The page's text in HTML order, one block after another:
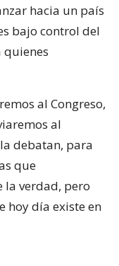
hacia un país
bajo control del
quienes
al Congreso,
al
debatan, para
que
la verdad, pero
hoy día existe en